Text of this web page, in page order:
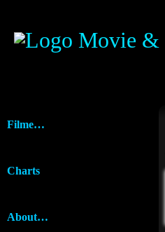
Filme…
Charts
About…